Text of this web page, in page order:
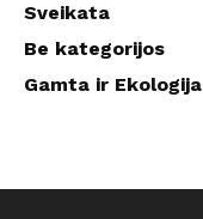
Sveikata
Be kategorijos
Gamta ir Ekologija